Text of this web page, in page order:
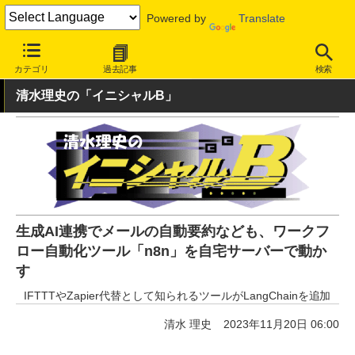
Powered by Translate
カテゴリ 過去記事 検索
INTERNET Watch トピック
清水理史の「イニシャルB」
生成AI連携でメールの自動要約なども、ワークフ
ロー自動化ツール「n8n」を自宅サーバーで動か
す
IFTTTやZapier代替として知られるツールがLangChainを追加
清水 理史 2023年11月20日 06:00